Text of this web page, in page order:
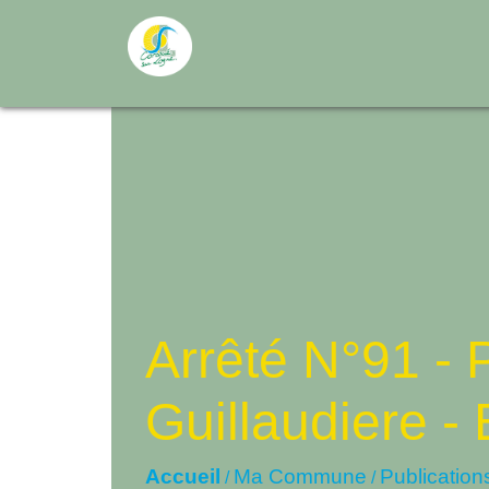
Arrêté N°91 -
Guillaudiere -
Accueil / Ma Commune /